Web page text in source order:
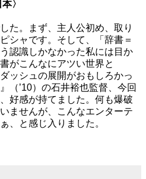
〉
た。まず、主人公初め、取り
シャです。そして、「辞書＝
認識しかなかった私には目か
がこんなにアツい世界と
ッシュの展開がおもしろかっ
（’10）の石井裕也監督、今回
好感が持てました。何も爆破
ませんが、こんなエンターテ
ぁ、と感じ入りました。